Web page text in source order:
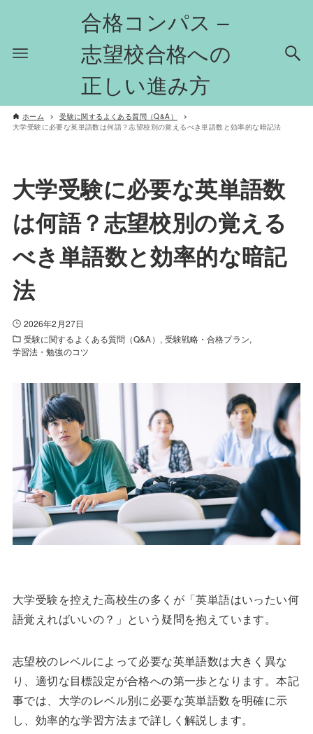
合格コンパス –
志望校合格への
正しい進み方
ホーム
受験に関するよくある質問（Q&A）
大学受験に必要な英単語数は何語？志望校別の覚えるべき単語数と効率的な暗記法
大学受験に必要な英単語数
は何語？志望校別の覚える
べき単語数と効率的な暗記
法
2026年2月27日
受験に関するよくある質問（Q&A）
受験戦略・合格プラン
学習法・勉強のコツ
大学受験を控えた高校生の多くが「英単語はいったい何
語覚えればいいの？」という疑問を抱えています。
志望校のレベルによって必要な英単語数は大きく異な
り、適切な目標設定が合格への第一歩となります。本記
事では、大学のレベル別に必要な英単語数を明確に示
し、効率的な学習方法まで詳しく解説します。